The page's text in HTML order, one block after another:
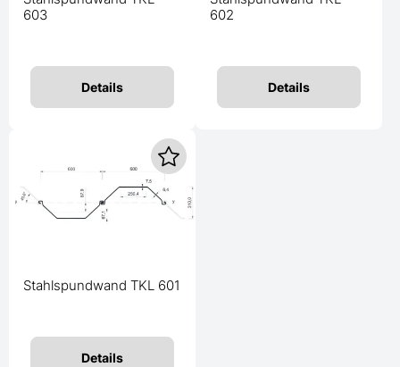
603
Details
602
Details
Stahlspundwand TKL 601
Details